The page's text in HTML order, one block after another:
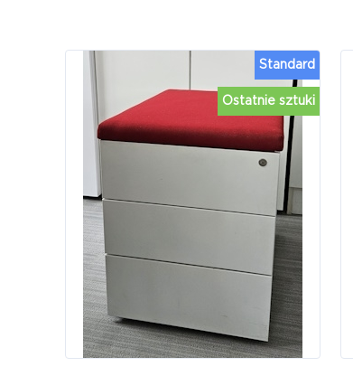
Ostatnie sztuki
Standard